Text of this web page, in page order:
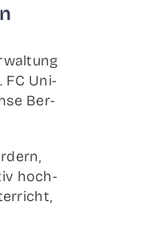
FC Uni­
Ber­
hoch­